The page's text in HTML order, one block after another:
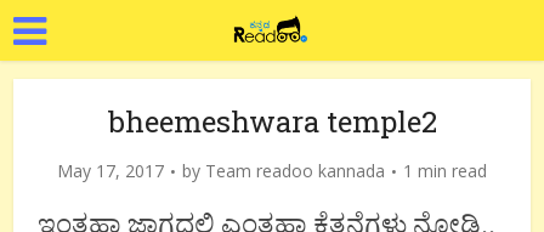
bheemeshwara temple2
May 17, 2017 by Team readoo kannada 1 min read
ಇಂತಹಾ ಜಾಗದಲ್ಲಿ ಎಂತಹಾ ಕೆತ್ತನೆಗಳು ನೋಡಿ..